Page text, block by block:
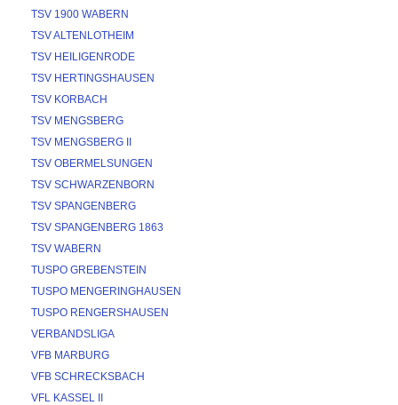
TSV 1900 WABERN
TSV ALTENLOTHEIM
TSV HEILIGENRODE
TSV HERTINGSHAUSEN
TSV KORBACH
TSV MENGSBERG
TSV MENGSBERG II
TSV OBERMELSUNGEN
TSV SCHWARZENBORN
TSV SPANGENBERG
TSV SPANGENBERG 1863
TSV WABERN
TUSPO GREBENSTEIN
TUSPO MENGERINGHAUSEN
TUSPO RENGERSHAUSEN
VERBANDSLIGA
VFB MARBURG
VFB SCHRECKSBACH
VFL KASSEL II